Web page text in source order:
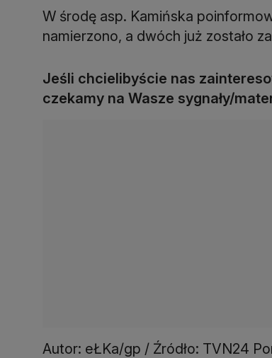
W środę asp. Kamińska
namierzono, a dwóch już zostało
Jeśli chcielibyście nas
czekamy na Wasze sygnały/
Autor: eŁKa/gp / Źródło: TVN24